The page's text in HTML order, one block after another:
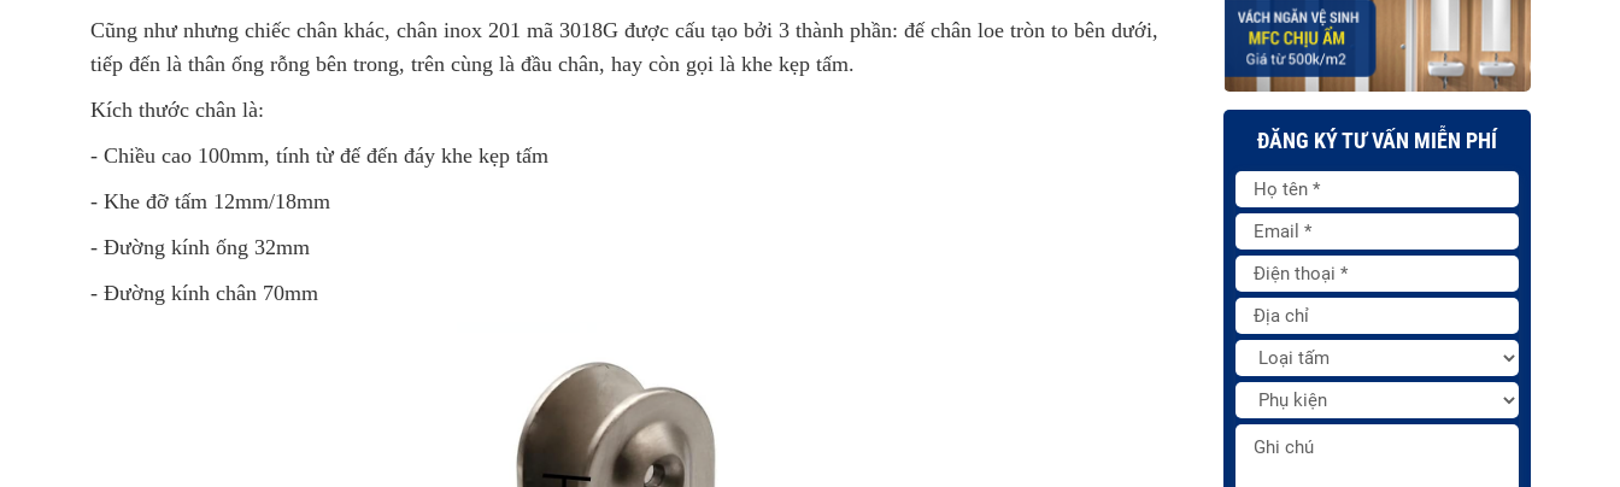
Cũng như nhưng chiếc chân khác, chân inox 201 mã 3018G được cấu tạo bởi 3 thành phần: đế chân loe tròn to bên dưới,
tiếp đến là thân ống rỗng bên trong, trên cùng là đầu chân, hay còn gọi là khe kẹp tấm.
Kích thước chân là:
- Chiều cao 100mm, tính từ đế đến đáy khe kẹp tấm
- Khe đỡ tấm 12mm/18mm
- Đường kính ống 32mm
- Đường kính chân 70mm
ĐĂNG KÝ TƯ VẤN MIỄN PHÍ